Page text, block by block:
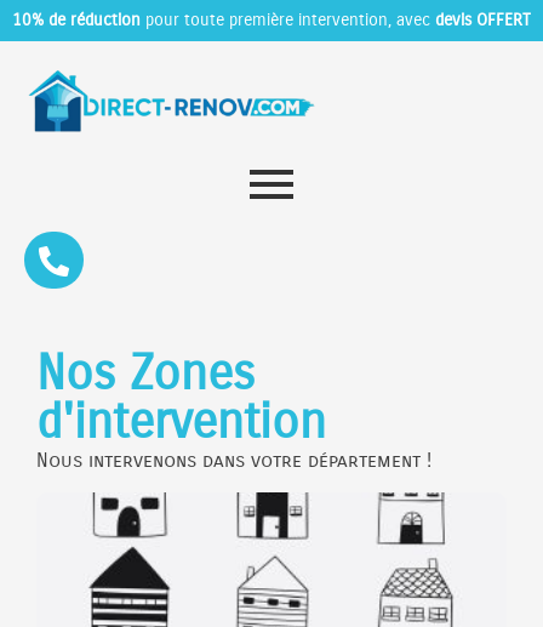
10% de réduction pour toute première intervention, avec devis OFFERT
Nos Zones
d'intervention
Nous intervenons dans votre département !